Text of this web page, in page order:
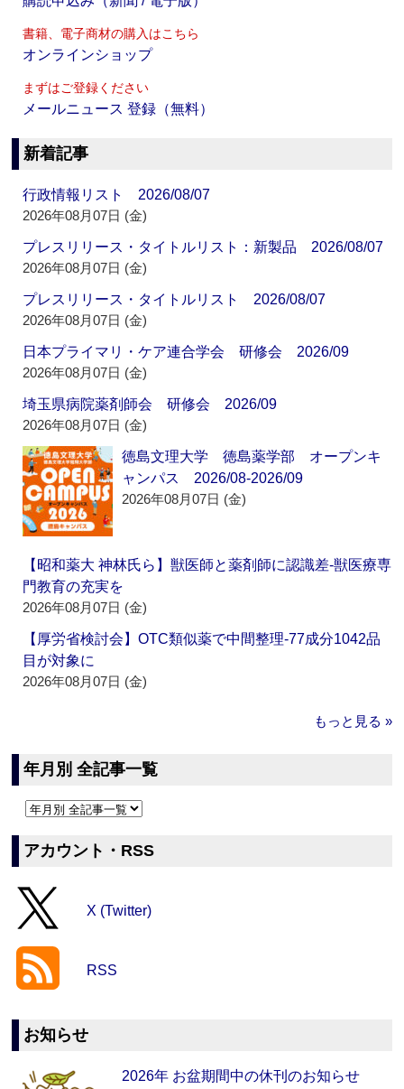
書籍、電子商材の購入はこちら
オンラインショップ
まずはご登録ください
メールニュース 登録（無料）
新着記事
行政情報リスト 2026/08/07
2026年08月07日 (金)
プレスリリース・タイトルリスト：新製品 2026/08/07
2026年08月07日 (金)
プレスリリース・タイトルリスト 2026/08/07
2026年08月07日 (金)
日本プライマリ・ケア連合学会 研修会 2026/09
2026年08月07日 (金)
埼玉県病院薬剤師会 研修会 2026/09
2026年08月07日 (金)
徳島文理大学 徳島薬学部 オープンキ
ャンパス 2026/08-2026/09
2026年08月07日 (金)
【昭和薬大 神林氏ら】獣医師と薬剤師に認識差‐獣医療専
門教育の充実を
2026年08月07日 (金)
【厚労省検討会】OTC類似薬で中間整理‐77成分1042品
目が対象に
2026年08月07日 (金)
もっと見る »
年月別 全記事一覧
アカウント・RSS
X (Twitter)
RSS
お知らせ
2026年 お盆期間中の休刊のお知らせ